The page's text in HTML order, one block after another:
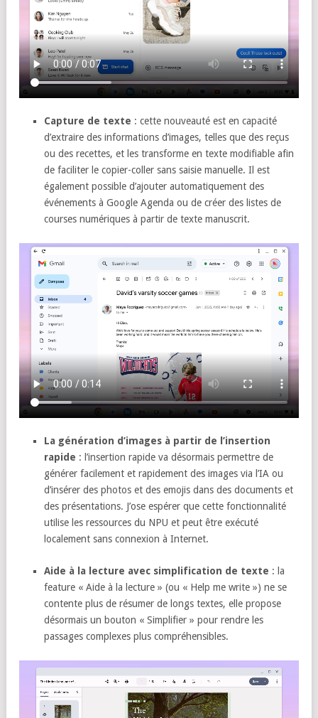
Capture de texte : cette nouveauté est en capacité
d’extraire des informations d’images, telles que des reçus
ou des recettes, et les transforme en texte modifiable afin
de faciliter le copier-coller sans saisie manuelle. Il est
également possible d’ajouter automatiquement des
événements à Google Agenda ou de créer des listes de
courses numériques à partir de texte manuscrit.
La génération d’images à partir de l’insertion
rapide : l’insertion rapide va désormais permettre de
générer facilement et rapidement des images via l’IA ou
d’insérer des photos et des emojis dans des documents et
des présentations. J’ose espérer que cette fonctionnalité
utilise les ressources du NPU et peut être exécuté
localement sans connexion à Internet.
Aide à la lecture avec simplification de texte : la
feature « Aide à la lecture » (ou « Help me write ») ne se
contente plus de résumer de longs textes, elle propose
désormais un bouton « Simplifier » pour rendre les
passages complexes plus compréhensibles.